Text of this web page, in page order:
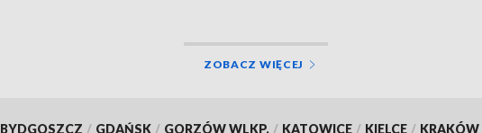
ZOBACZ WIĘCEJ
BYDGOSZCZ / GDAŃSK / GORZÓW WLKP. / KATOWICE / KIELCE / KRAKÓW